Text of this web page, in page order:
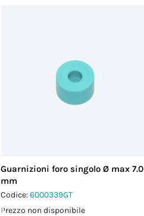
Guarnizioni foro singolo Ø max 7.0
mm
Codice:6000339GT
Prezzo non disponibile